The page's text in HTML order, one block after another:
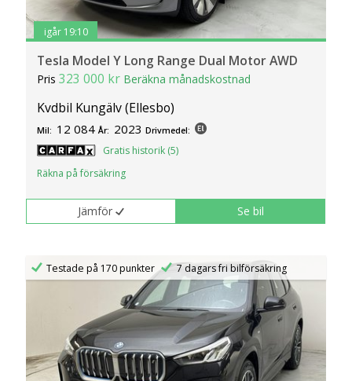
igår 19:10
Tesla Model Y Long Range Dual Motor AWD
Pris323 000 kr Beräkna månadskostnad
Kvdbil Kungälv (Ellesbo)
Mil: 12 084 År: 2023 Drivmedel:
Gratis historik (5)
Räkna på försäkring
Jämför Se bil
Testade på 170 punkter 7 dagars fri bilförsäkring